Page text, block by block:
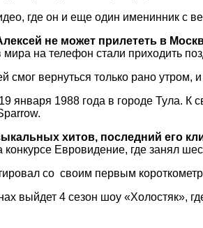
где он и еще один именинник с
не может прилететь в
мира на телефон стали приходить
смог вернуться только рано утром,
января 1988 года в городе Тула. К
хитов, последний его
конкурсе Евровидение, где занял
со своим первым
выйдет 4 сезон шоу «Холостяк»,